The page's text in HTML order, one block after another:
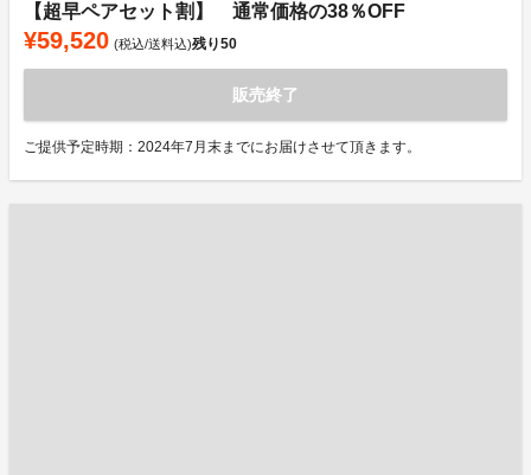
【超早ペアセット割】 通常価格の38％OFF
¥59,520 (税込/送料込)残り50
販売終了
ご提供予定時期：2024年7月末までにお届けさせて頂きます。